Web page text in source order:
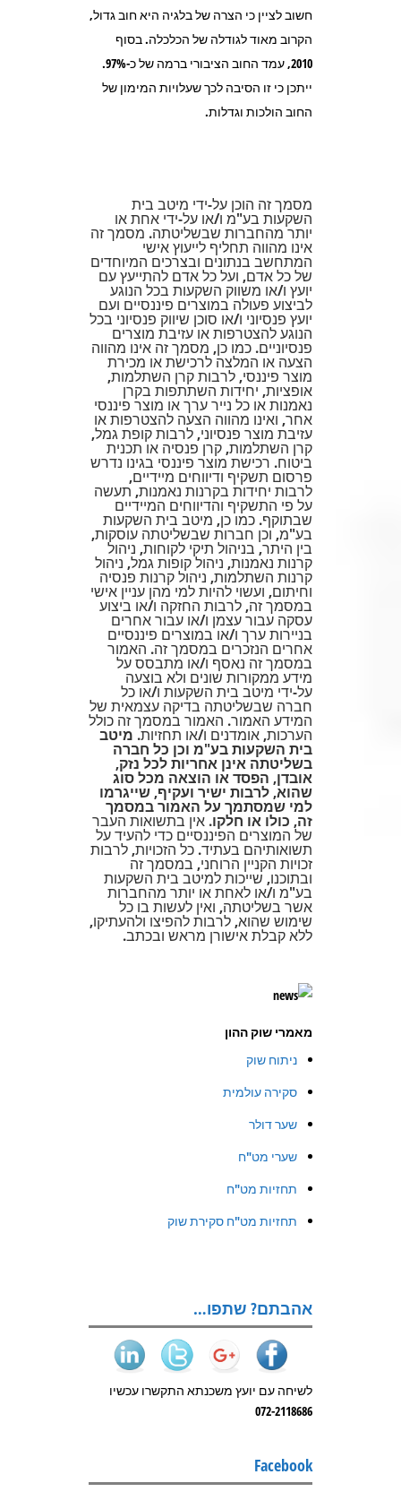
חשוב לציין כי הצרה של בלגיה היא חוב גדול,
הקרוב מאוד לגודלה של הכלכלה. בסוף
2010, עמד החוב הציבורי ברמה של כ-97%.
ייתכן כי זו הסיבה לכך שעלויות המימון של
החוב הולכות וגדלות.
מסמך זה הוכן על-ידי מיטב בית
השקעות בע"מ ו/או על-ידי אחת או
יותר מהחברות שבשליטתה. מסמך זה
אינו מהווה תחליף לייעוץ אישי
המתחשב בנתונים ובצרכים המיוחדים
של כל אדם, ועל כל אדם להתייעץ עם
יועץ ו/או משווק השקעות בכל הנוגע
לביצוע פעולה במוצרים פיננסיים ועם
יועץ פנסיוני ו/או סוכן שיווק פנסיוני בכל
הנוגע להצטרפות או עזיבת מוצרים
פנסיוניים. כמו כן, מסמך זה אינו מהווה
הצעה או המלצה לרכישת או מכירת
מוצר פיננסי, לרבות קרן השתלמות,
אופציות, יחידות השתתפות בקרן
נאמנות או כל נייר ערך או מוצר פיננסי
אחר, ואינו מהווה הצעה להצטרפות או
עזיבת מוצר פנסיוני, לרבות קופת גמל,
קרן השתלמות, קרן פנסיה או תכנית
ביטוח. רכישת מוצר פיננסי בגינו נדרש
פרסום תשקיף ודיווחים מיידיים,
לרבות יחידות בקרנות נאמנות, תעשה
על פי התשקיף והדיווחים המיידיים
שבתוקף. כמו כן, מיטב בית השקעות
בע"מ, וכן חברות שבשליטתה עוסקות,
בין היתר, בניהול תיקי לקוחות, ניהול
קרנות נאמנות, ניהול קופות גמל, ניהול
קרנות השתלמות, ניהול קרנות פנסיה
וחיתום, ועשוי להיות למי מהן עניין אישי
במסמך זה, לרבות החזקה ו/או ביצוע
עסקה עבור עצמן ו/או עבור אחרים
בניירות ערך ו/או במוצרים פיננסיים
אחרים הנזכרים במסמך זה. האמור
במסמך זה נאסף ו/או מתבסס על
מידע ממקורות שונים ולא בוצעה
על-ידי מיטב בית השקעות ו/או כל
חברה שבשליטתה בדיקה עצמאית של
המידע האמור. האמור במסמך זה כולל
הערכות, אומדנים ו/או תחזיות. מיטב
בית השקעות בע"מ וכן כל חברה
בשליטתה אינן אחריות לכל נזק,
אובדן, הפסד או הוצאה מכל סוג
שהוא, לרבות ישיר ועקיף, שייגרמו
למי שמסתמך על האמור במסמך
זה, כולו או חלקו. אין בתשואות העבר
של המוצרים הפיננסיים כדי להעיד על
תשואותיהם בעתיד. כל הזכויות, לרבות
זכויות הקניין הרוחני, במסמך זה
ובתוכנו, שייכות למיטב בית השקעות
בע"מ ו/או לאחת או יותר מהחברות
אשר בשליטתה, ואין לעשות בו כל
שימוש שהוא, לרבות להפיצו ולהעתיקו,
ללא קבלת אישורן מראש ובכתב.
מאמרי שוק ההון
ניתוח שוק
סקירה עולמית
שער דולר
שערי מט"ח
תחזיות מט"ח
תחזיות מט"ח סקירת שוק
אהבתם? שתפו…
לשיחה עם יועץ משכנתא התקשרו עכשיו
072-2118686
Facebook